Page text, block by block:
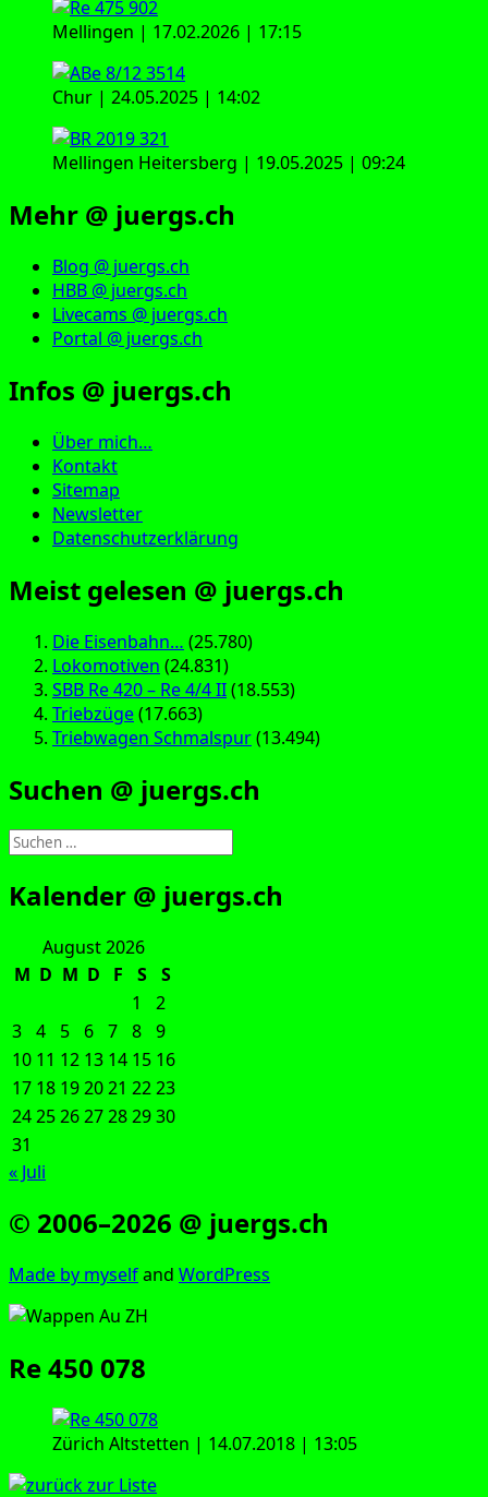
Mellingen | 17.02.2026 | 17:15
Chur | 24.05.2025 | 14:02
Mellingen Heitersberg | 19.05.2025 | 09:24
Mehr @ juergs.ch
Blog @ juergs.ch
HBB @ juergs.ch
Livecams @ juergs.ch
Portal @ juergs.ch
Infos @ juergs.ch
Über mich…
Kontakt
Sitemap
Newsletter
Datenschutzerklärung
Meist gelesen @ juergs.ch
Die Eisenbahn… (25.780)
Lokomotiven (24.831)
SBB Re 420 – Re 4/4 II(18.553)
Triebzüge(17.663)
Triebwagen Schmalspur(13.494)
Suchen @ juergs.ch
Suchen
nach:
Kalender @ juergs.ch
August 2026
M D M D F S
S
1
2
3 4 5 6 7 8 9
10 11 12 13 14 15 16
17 18 192021 2223
24252627282930
31
« Juli
© 2006–2026 @ juergs.ch
Made by mys­elfand Word­Press
Re 450 078
Zürich Alt­stet­ten | 14.07.2018 | 13:05